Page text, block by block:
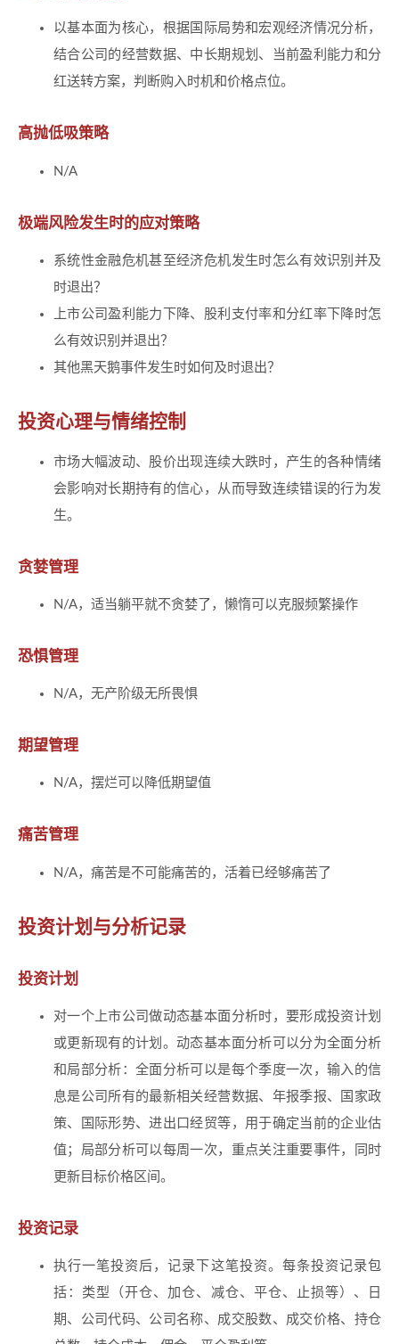
以基本面为核心，根据国际局势和宏观经济情况分析，
结合公司的经营数据、中长期规划、当前盈利能力和分
红送转方案，判断购入时机和价格点位。
高抛低吸策略
N/A
极端风险发生时的应对策略
系统性金融危机甚至经济危机发生时怎么有效识别并及
时退出？
上市公司盈利能力下降、股利支付率和分红率下降时怎
么有效识别并退出？
其他黑天鹅事件发生时如何及时退出？
投资心理与情绪控制
市场大幅波动、股价出现连续大跌时，产生的各种情绪
会影响对长期持有的信心，从而导致连续错误的行为发
生。
贪婪管理
N/A，适当躺平就不贪婪了，懒惰可以克服频繁操作
恐惧管理
N/A，无产阶级无所畏惧
期望管理
N/A，摆烂可以降低期望值
痛苦管理
N/A，痛苦是不可能痛苦的，活着已经够痛苦了
投资计划与分析记录
投资计划
对一个上市公司做动态基本面分析时，要形成投资计划
或更新现有的计划。动态基本面分析可以分为全面分析
和局部分析：全面分析可以是每个季度一次，输入的信
息是公司所有的最新相关经营数据、年报季报、国家政
策、国际形势、进出口经贸等，用于确定当前的企业估
值；局部分析可以每周一次，重点关注重要事件，同时
更新目标价格区间。
投资记录
执行一笔投资后，记录下这笔投资。每条投资记录包
括：类型（开仓、加仓、减仓、平仓、止损等）、日
期、公司代码、公司名称、成交股数、成交价格、持仓